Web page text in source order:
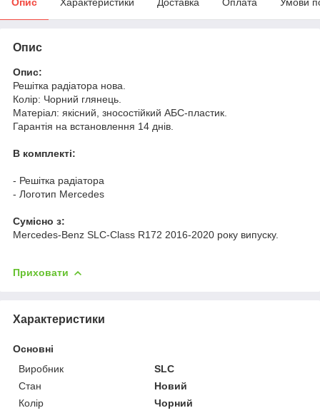
Опис
Опис:
Решітка радіатора нова.
Колір: Чорний глянець.
Матеріал: якісний, зносостійкий АБС-пластик.
Гарантія на встановлення 14 днів.
В комплекті:
- Решітка радіатора
- Логотип Mercedes
Cумісно з:
Mercedes-Benz SLC-Class R172 2016-2020 року випуску.
Приховати
Характеристики
Основні
Виробник
SLC
Стан
Новий
Колір
Чорний